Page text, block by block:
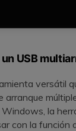
USB
versátil
arranque
la
con la función